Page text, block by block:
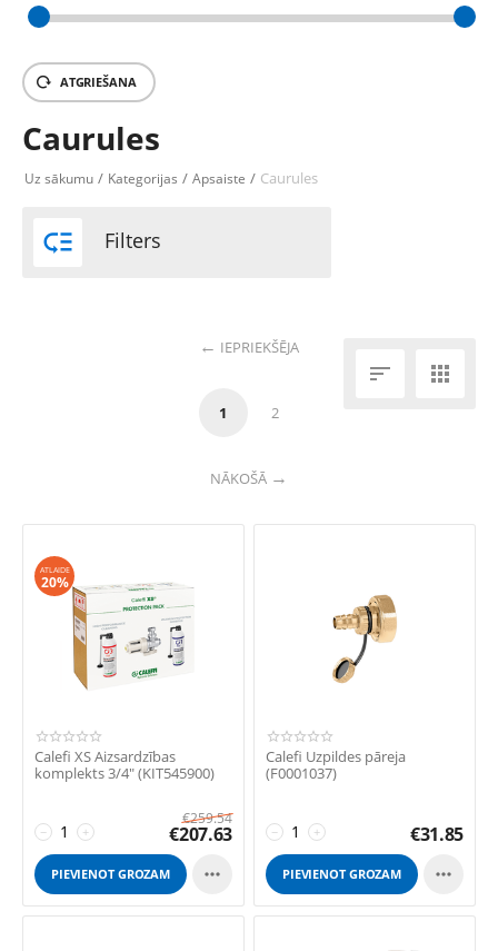
0.86 227.82
ATGRIEŠANA
Caurules
Uz sākumu / Kategorijas / Apsaiste / Caurules
 Filters
IEPRIEKŠĒJA
1 2
NĀKOŠĀ
 
ATLAIDE
20%
Calefi XS Aizsardzības
komplekts 3/4" (KIT545900)
+
−
€259.54
€207.63
PIEVIENOT GROZAM 
Calefi Uzpildes pāreja
(F0001037)
+
− €31.85
PIEVIENOT GROZAM 